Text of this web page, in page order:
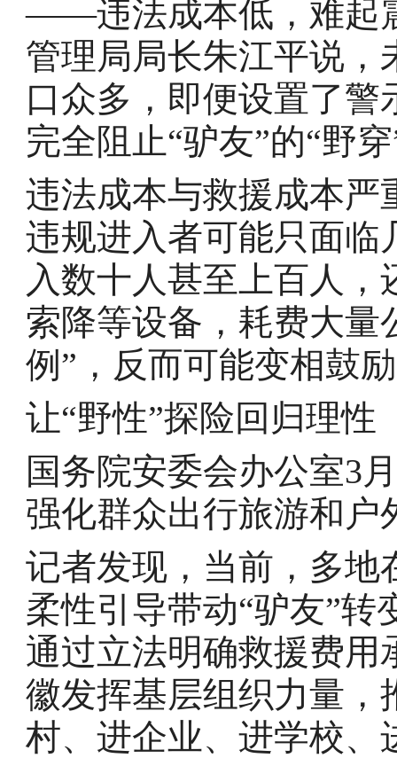
——违法成本低，难起
管理局局长朱江平说，
口众多，即便设置了
完全阻止“驴友”的“野
违法成本与救援成本严
违规进入者可能只面临
入数十人甚至上百人
索降等设备，耗费大量
例”，反而可能变相鼓
让“野性”探险回归理性
国务院安委会办公室3
强化群众出行旅游和户
记者发现，当前，多地
柔性引导带动“驴友”
通过立法明确救援费用
徽发挥基层组织力量，
村、进企业、进学校、